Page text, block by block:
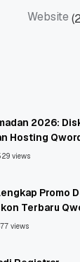
Website
2026:
Hosting
views
Promo
Terbaru
views